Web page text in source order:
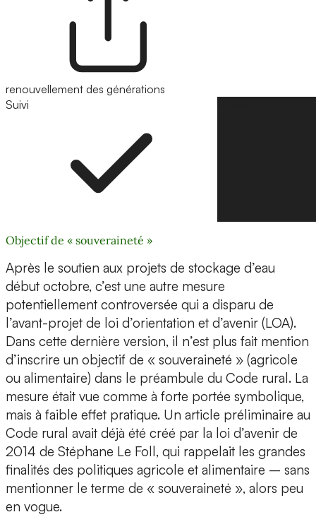
renouvellement des générations
Suivi
Objectif de « souveraineté »
Après le soutien aux projets de stockage d’eau
début octobre, c’est une autre mesure
potentiellement controversée qui a disparu de
l’avant-projet de loi d’orientation et d’avenir (LOA).
Dans cette dernière version, il n’est plus fait mention
d’inscrire un objectif de « souveraineté » (agricole
ou alimentaire) dans le préambule du Code rural. La
mesure était vue comme à forte portée symbolique,
mais à faible effet pratique. Un article préliminaire au
Code rural avait déjà été créé par la loi d’avenir de
2014 de Stéphane Le Foll, qui rappelait les grandes
finalités des politiques agricole et alimentaire – sans
mentionner le terme de « souveraineté », alors peu
en vogue.